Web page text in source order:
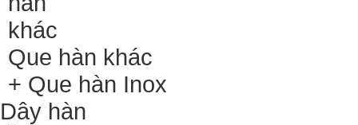
Que hàn khác
+ Que hàn Inox
Dây hàn